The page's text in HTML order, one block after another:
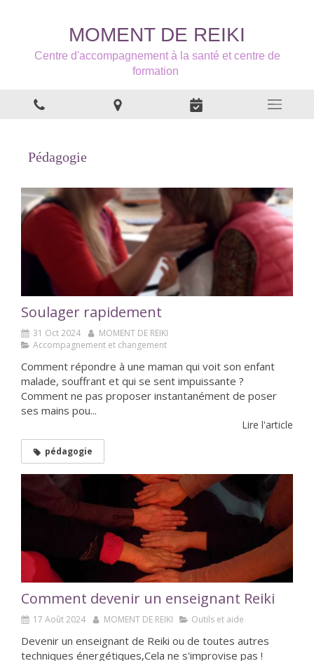
MOMENT DE REIKI
Centre d'accompagnement à la santé et centre de
formation
Pédagogie
Soulager rapidement
31 Oct 2024
MOMENT DE REIKI
Accompagnement et changement
Comment répondre à une maman qui voit son enfant
malade, souffrant et qui se sent impuissante ?
Comment ne pas proposer instantanément de poser
ses mains pou...
Lire l'article
pédagogie
Comment devenir un enseignant Reiki
17 Août 2024 MOMENT DE REIKI Outils et aide
Devenir un enseignant de Reiki ou de toutes autres
techniques énergétiques,Cela ne s'improvise pas !